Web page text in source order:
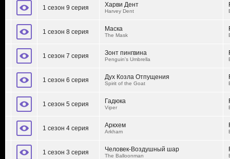
1 сезон 9 серия Харви Дент
Harvey Dent
1 сезон 8 серия Маска
The Mask
1 сезон 7 серия Зонт пингвина
Penguin's Umbrella
1 сезон 6 серия Дух Козла Отпущения
Spirit of the Goat
1 сезон 5 серия Гадюка
Viper
1 сезон 4 серия Аркхем
Arkham
1 сезон 3 серия Человек-Воздушный шар
The Balloonman